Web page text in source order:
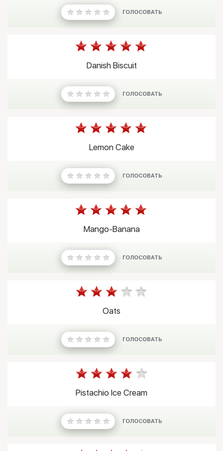
ГОЛОСОВАТЬ
Danish Biscuit
ГОЛОСОВАТЬ
Lemon Cake
ГОЛОСОВАТЬ
Mango-Banana
ГОЛОСОВАТЬ
Oats
ГОЛОСОВАТЬ
Pistachio Ice Cream
ГОЛОСОВАТЬ